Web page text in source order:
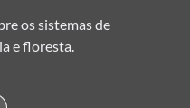
os sistemas de
e floresta.